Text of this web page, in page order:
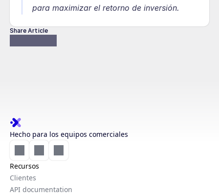
para maximizar el retorno de inversión.
Share Article
Hecho para los equipos comerciales
Recursos
Clientes
API documentation